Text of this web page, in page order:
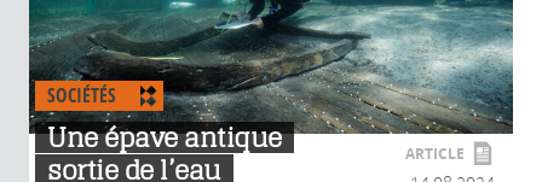
SOCIÉTÉS
Une épave antique
sortie de l’eau
ARTICLE